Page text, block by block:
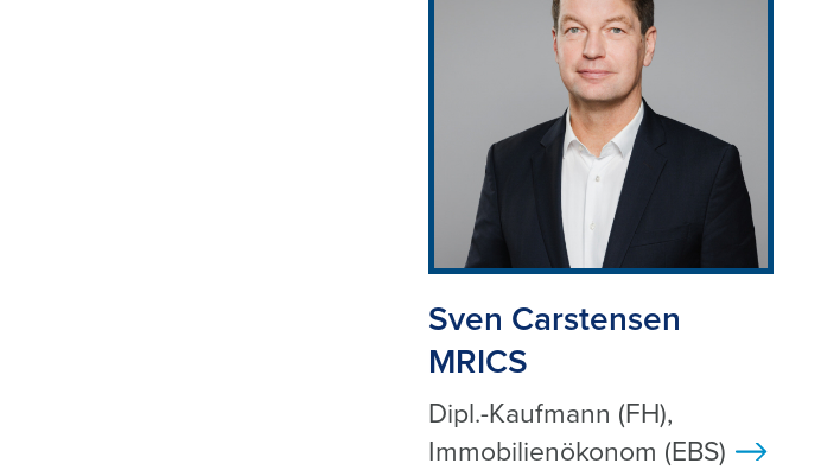
Sven Carstensen
MRICS
Dipl.-Kaufmann (FH),
Immobilienökonom (EBS)